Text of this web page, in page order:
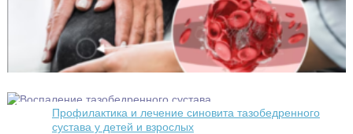
Профилактика и лечение синовита тазобедренного
сустава у детей и взрослых